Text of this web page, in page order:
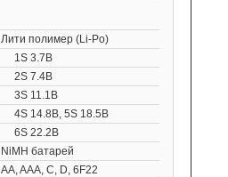
Лити полимер (Li-Po)
1S 3.7В
2S 7.4В
3S 11.1В
4S 14.8В, 5S 18.5В
6S 22.2В
NiMH батарей
AA, AAA, C, D, 6F22